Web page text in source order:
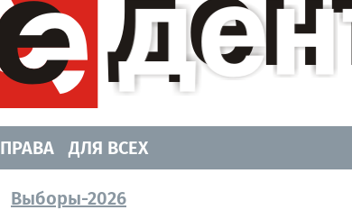
ДЛЯ ВСЕХ
Выборы-2026